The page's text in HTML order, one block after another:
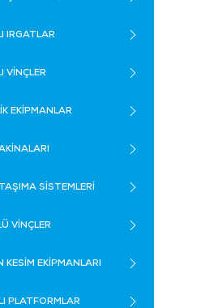
IRGATLAR
VİNÇLER
EKİPMANLAR
SİSTEMLERİ
VİNÇLER
KESİM EKİPMANLARI
PLATFORMLAR